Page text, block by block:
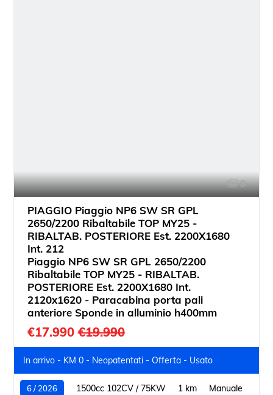
8
PIAGGIO Piaggio NP6 SW SR GPL
2650/2200 Ribaltabile TOP MY25 -
RIBALTAB. POSTERIORE Est. 2200X1680
Int. 212
Piaggio NP6 SW SR GPL 2650/2200
Ribaltabile TOP MY25 - RIBALTAB.
POSTERIORE Est. 2200X1680 Int.
2120x1620 - Paracabina porta pali
anteriore Sponde in alluminio h400mm
€17.990€19.990
In arrivo - KM 0 - Neopatentati - Offerta - Usato
6 / 2026 1500cc 102CV / 75KW 1 km Manuale